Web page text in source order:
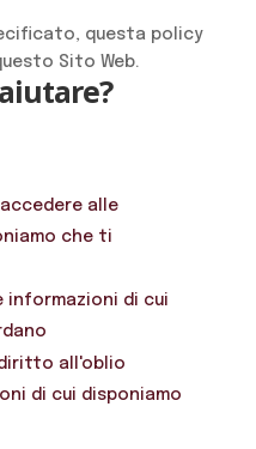
questa policy
Sito Web.
alle
che ti
informazioni di cui
all'oblio
di cui disponiamo